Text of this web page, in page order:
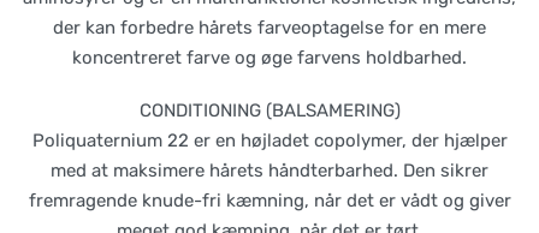
der kan forbedre hårets farveoptagelse for en mere
koncentreret farve og øge farvens holdbarhed.
CONDITIONING (BALSAMERING)
Poliquaternium 22 er en højladet copolymer, der hjælper
med at maksimere hårets håndterbarhed. Den sikrer
fremragende knude-fri kæmning, når det er vådt og giver